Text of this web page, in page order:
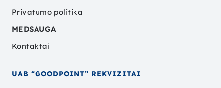
Privatumo politika
MEDSAUGA
Kontaktai
UAB “GOODPOINT” REKVIZITAI